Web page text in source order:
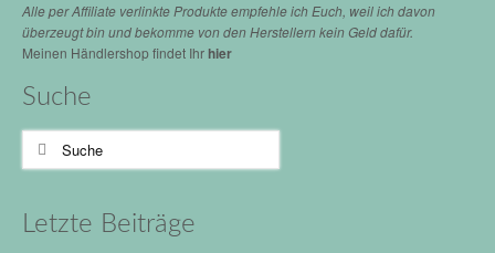
Alle per Affiliate verlinkte Produkte empfehle ich Euch, weil ich davon
überzeugt bin und bekomme von den Herstellern kein Geld dafür.
Meinen Händlershop findet Ihr hier
Suche
Suche
nach:
Letzte Beiträge